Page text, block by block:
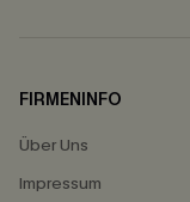
FIRMENINFO
Über Uns
Impressum